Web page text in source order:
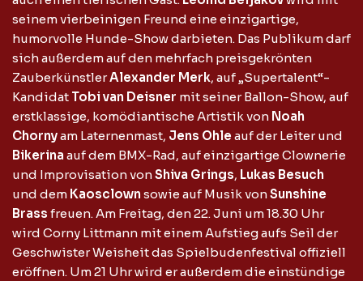
seinem vierbeinigen Freund eine einzigartige,
humorvolle Hunde-Show darbieten. Das Publikum darf
sich außerdem auf den mehrfach preisgekrönten
ZauberkünstlerAlexander Merk, auf „Supertalent“-
Kandidat Tobi van Deisner mit seiner Ballon-Show, auf
erstklassige, komödiantische Artistik von Noah
Chornyam Laternenmast, Jens Ohle auf der Leiter und
Bikerina auf dem BMX-Rad, auf einzigartige Clownerie
und Improvisation vonShiva Grings, Lukas Besuch
und dem Kaosclown sowie auf Musik vonSunshine
Brass freuen. Am Freitag, den 22. Juni um 18.30 Uhr
wird Corny Littmann mit einem Aufstieg aufs Seil der
Geschwister Weisheit das Spielbudenfestival offiziell
eröffnen. Um 21 Uhr wird er außerdem die einstündige